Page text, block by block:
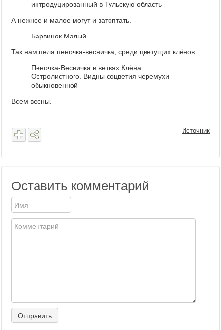
интродуцированный в Тульскую область
А нежное и малое могут и затоптать.
Барвинок Малый
Так нам пела пеночка-весничка, среди цветущих клёнов.
Пеночка-Весничка в ветвях Клёна
Остролистного. Видны соцветия черемухи
обыкновенной
Всем весны.
Источник
Оставить комментарий